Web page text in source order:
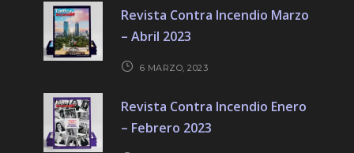
Revista Contra Incendio Marzo
– Abril 2023
6 MARZO, 2023
Revista Contra Incendio Enero
– Febrero 2023